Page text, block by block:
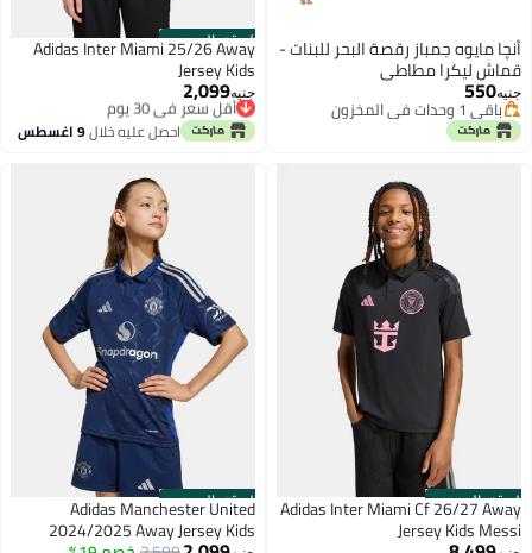
أنچا مايوه جمباز رقصة البحر للبنات -
قماش ليكرا مطاطي
جنيه550
باقي 1 وحدات في المخزون
باقي 1 وحدات في المخزون
الستور الرسمي
Adidas Inter Miami 25/26 Away
Jersey Kids
جنيه2,099
أقل سعر في 30 يوم
توصيل مجاني
أقل سعر في 30 يوماحصل عليه خلال9 اغسطس
الستور الرسمي
Adidas Inter Miami Cf 26/27 Away
Jersey Kids Messi
الستور الرسمي
Adidas Manchester United
2024/2025 Away Jersey Kids